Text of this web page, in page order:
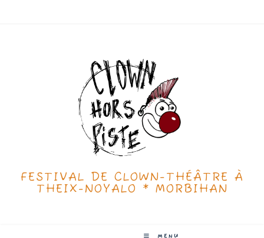
FESTIVAL DE CLOWN-THÉÂTRE À
THEIX-NOYALO * MORBIHAN